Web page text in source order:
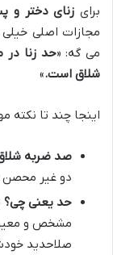
برای زنای دختر و
می گه: «حد زنا
شلاق است.»
اینجا چند تا نکته
صد ضربه
دو غیر محصن
حد یعنی چی؟
مشخص و
صلاحدید